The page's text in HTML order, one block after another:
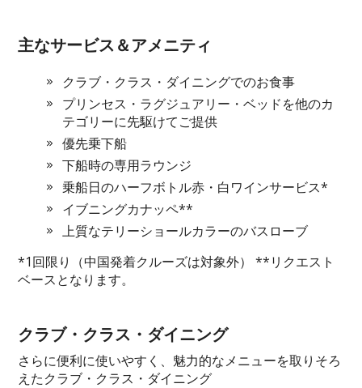
主なサービス＆アメニティ
クラブ・クラス・ダイニングでのお食事
プリンセス・ラグジュアリー・ベッドを他のカ
テゴリーに先駆けてご提供
優先乗下船
下船時の専用ラウンジ
乗船日のハーフボトル赤・白ワインサービス*
イブニングカナッペ**
上質なテリーショールカラーのバスローブ
*1回限り（中国発着クルーズは対象外） **リクエスト
ベースとなります。
クラブ・クラス・ダイニング
さらに便利に使いやすく、魅力的なメニューを取りそろ
えたクラブ・クラス・ダイニング